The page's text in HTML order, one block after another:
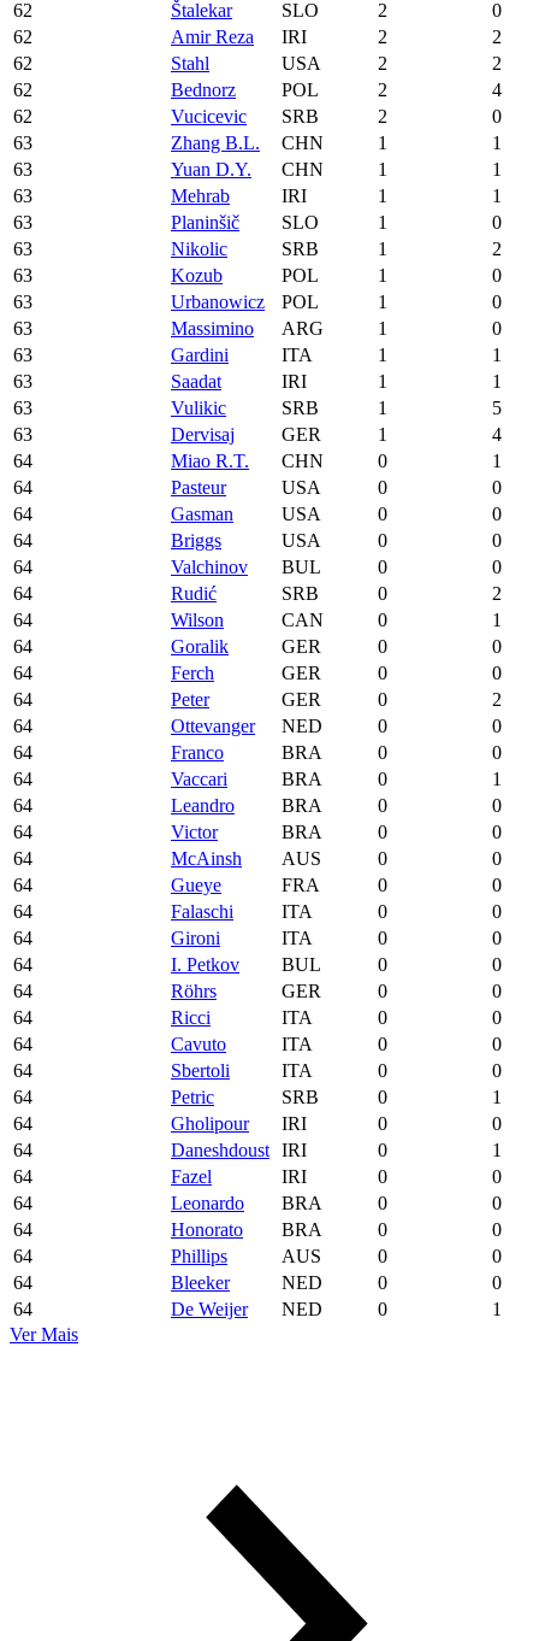
62
Štalekar SLO 2
0
62
Amir Reza IRI 2
2
62
Stahl USA 2
2
62
Bednorz POL 2
4
62
Vucicevic SRB 2
0
63
Zhang B.L. CHN 1
1
63
Yuan D.Y. CHN 1
1
63
Mehrab IRI 1
1
63
Planinšič SLO 1
0
63
Nikolic SRB 1
2
63
Kozub POL 1
0
63
Urbanowicz POL 1
0
63
Massimino ARG 1
0
63
Gardini ITA 1
1
63
Saadat IRI 1
1
63
Vulikic SRB 1
5
63
Dervisaj GER 1
4
64
Miao R.T. CHN 0
1
64
Pasteur USA 0
0
64
Gasman USA 0
0
64
Briggs USA 0
0
64
Valchinov BUL 0
0
64
Rudić SRB 0
2
64
Wilson CAN 0
1
64
Goralik GER 0
0
64
Ferch GER 0
0
64
Peter GER 0
2
64
Ottevanger NED 0
0
64
Franco BRA 0
0
64
Vaccari BRA 0
1
64
Leandro BRA 0
0
64
Victor BRA 0
0
64
McAinsh AUS 0
0
64
Gueye FRA 0
0
64
Falaschi ITA 0
0
64
Gironi ITA 0
0
64
I. Petkov BUL 0
0
64
Röhrs GER 0
0
64
Ricci ITA 0
0
64
Cavuto ITA 0
0
64
Sbertoli ITA 0
0
64
Petric SRB 0
1
64
Gholipour IRI 0
0
64
Daneshdoust IRI 0
1
64
Fazel IRI 0
0
64
Leonardo BRA 0
0
64
Honorato BRA 0
0
64
Phillips AUS 0
0
64
Bleeker NED 0
0
64
De Weijer NED 0
1
Ver Mais